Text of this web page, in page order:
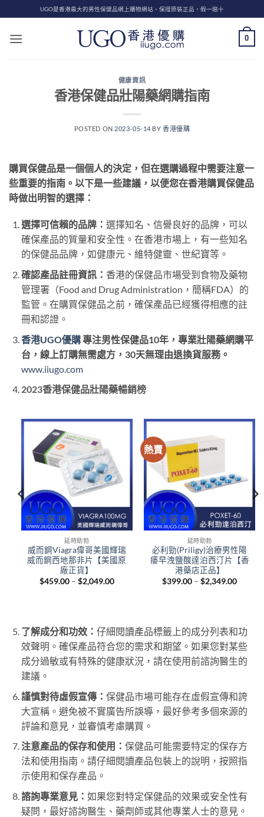
to
content
UGO是香港最大的男性保健品網上購物網站、保證原裝正品，假一賠十
0
健康資訊
香港保健品壯陽藥網購指南
POSTED ON 2023-05-14 BY香港優購
購買保健品是一個個人的決定，但在選購過程中需要注意一
些重要的指南。以下是一些建議，以便您在香港購買保健品
時做出明智的選擇：
選擇可信賴的品牌： 選擇知名、信譽良好的品牌，可以
確保產品的質量和安全性。在香港市場上，有一些知名
的保健品品牌，如健康元、維特健靈、世紀寶等。
確認產品註冊資訊： 香港的保健品市場受到食物及藥物
管理署（Food and Drug Administration，簡稱FDA）的
監管。在購買保健品之前，確保產品已經獲得相應的註
冊和認證。
香港UGO優購專注男性保健品10年，專業壯陽藥網購平
台，線上訂購無需處方，30天無理由退換貨服務。
www.iiugo.com
2023香港保健品壯陽藥暢銷榜
延時助勃
威而鋼Viagra偉哥美國輝瑞
威而鋼西地那非片【美國原
廠正貨】
$459.00 – $2,049.00Price
熱賣
延時助勃
必利勁(Priligy)治療男性陽
痿早洩鹽酸達泊西汀片【香
港藥店正品】
$399.00 – $2,349.00Price
了解成分和功效： 仔細閱讀產品標籤上的成分列表和功
效聲明。確保產品符合您的需求和期望。如果您對某些
成分過敏或有特殊的健康狀況，請在使用前諮詢醫生的
建議。
謹慎對待虛假宣傳： 保健品市場可能存在虛假宣傳和誇
大宣稱。避免被不實廣告所誤導，最好參考多個來源的
評論和意見，並審慎考慮購買。
注意產品的保存和使用： 保健品可能需要特定的保存方
法和使用指南。請仔細閱讀產品包裝上的說明，按照指
示使用和保存產品。
諮詢專業意見： 如果您對特定保健品的效果或安全性有
疑問，最好諮詢醫生、藥劑師或其他專業人士的意見。